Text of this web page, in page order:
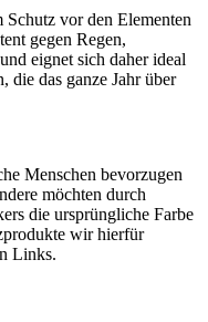
vor den Elementen
gegen Regen,
eignet sich daher ideal
die das ganze Jahr über
Menschen bevorzugen
möchten durch
die ursprüngliche Farbe
wir hierfür
Links.